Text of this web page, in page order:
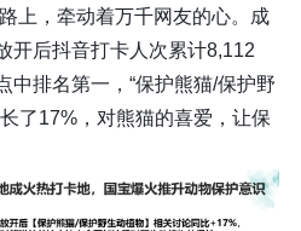
路上，牵动着万千网友的心。成
开后抖音打卡人次累计8,112
中排名第一，“保护熊猫/保护野
了17%，对熊猫的喜爱，让保